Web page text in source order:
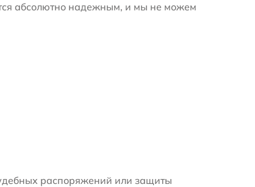
абсолютно надежным, и мы не можем
распоряжений или защиты